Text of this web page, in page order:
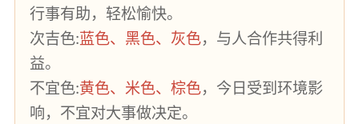
行事有助，轻松愉快。
次吉色:蓝色、黑色、灰色，与人合作共得利
益。
不宜色:黄色、米色、棕色，今日受到环境影
响，不宜对大事做决定。